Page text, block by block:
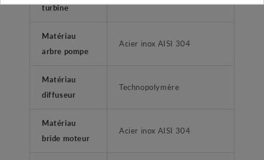
turbine
Matériau
arbre pompe
Acier inox AISI 304
Matériau
diffuseur
Technopolymère
Matériau
bride moteur
Acier inox AISI 304